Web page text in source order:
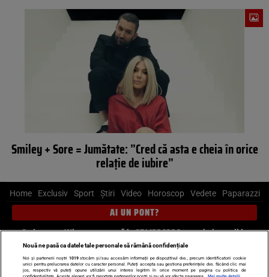
Smiley + Sore = Jumătate: ”Cred că asta e cheia în orice
relație de iubire”
Home Exclusiv Sport Știri Video Horoscop Vedete Paparazzi
AI UN PONT?
Scrie-ne pe Whatsapp, sună la 0741226226 sau trimite mail la
pont@cancan.ro
Știri interne Știri externe Politică
Nouă ne pasă ca datele tale personale să rămână confidențiale
Noi și partenerii noștri 1019stocăm și/sau accesăm informații pe dispozitivul dvs., precum identificatorii cookie
unici pentru prelucrarea datelor cu caracter personal. Puteți accepta sau gestiona preferințele dvs. făcând clic mai
jos, respectiv vă puteți opune utilizării unui interes legitim în orice moment pe pagina cu politica de
confidențialitate. Aceste alegeri vor fi raportate partenerilor noștri și nu vă vor afecta navigarea.
Mai multe detalii